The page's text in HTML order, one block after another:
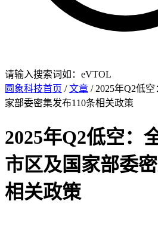
请输入搜索词如：eVTOL
圆象科技首页 /文章 / 2025年Q2低
家部委密集发布110条相关政策
2025年Q2低空：
市区及国家部委
相关政策